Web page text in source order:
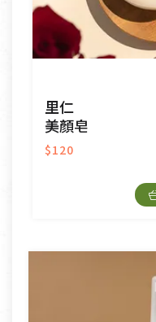
里仁
美顏皂
$120